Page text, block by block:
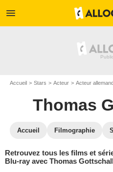
menu
Accueil Stars Acteur Acteur
Thomas
Accueil Filmographie
Retrouvez tous les films et
Blu-ray avec Thomas